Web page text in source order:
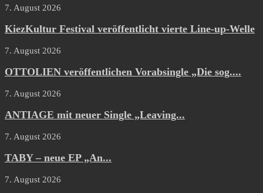
7. August 2026
KiezKultur Festival veröffentlicht vierte Line-up-Welle
7. August 2026
OTTOLIEN veröffentlichen Vorabsingle „Die sog....
7. August 2026
ANTIAGE mit neuer Single „Leaving...
7. August 2026
TABY – neue EP „An...
7. August 2026